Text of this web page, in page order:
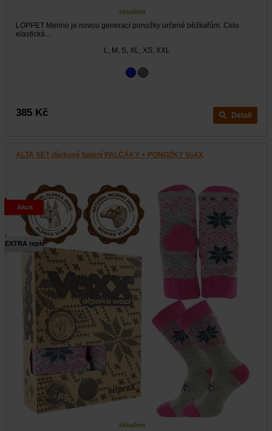
skladem
LOPPET Merino je novou generací ponožky určené běžkařům. Celo
elastická...
L, M, S, XL, XS, XXL
385 Kč Detail
ALTA SET dárkové balení PALČÁKY + PONOŽKY VoXX
skladem
EXTRA teplé
Akce